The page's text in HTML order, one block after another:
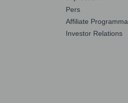
Pers
Affiliate Programma
Investor Relations